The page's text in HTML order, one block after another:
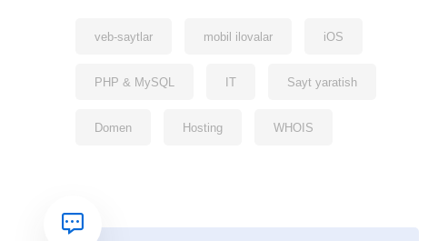
veb-saytlar mobil ilovalar iOS
PHP & MySQL IT Sayt yaratish
Domen Hosting WHOIS